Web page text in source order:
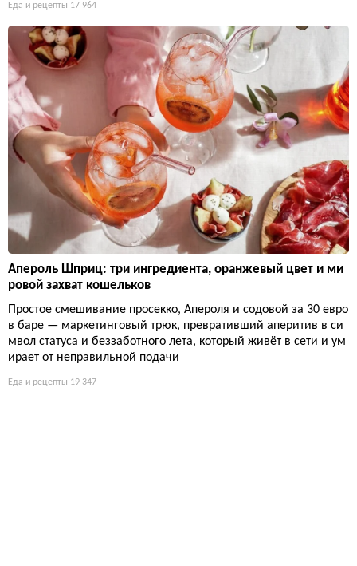
Еда и рецепты 17 964
Апероль Шприц: три ингредиента, оранжевый цвет и ми
ровой захват кошельков
Простое смешивание просекко, Апероля и содовой за 30 евро
в баре — маркетинговый трюк, превративший аперитив в си
мвол статуса и беззаботного лета, который живёт в сети и ум
ирает от неправильной подачи
Еда и рецепты 19 347